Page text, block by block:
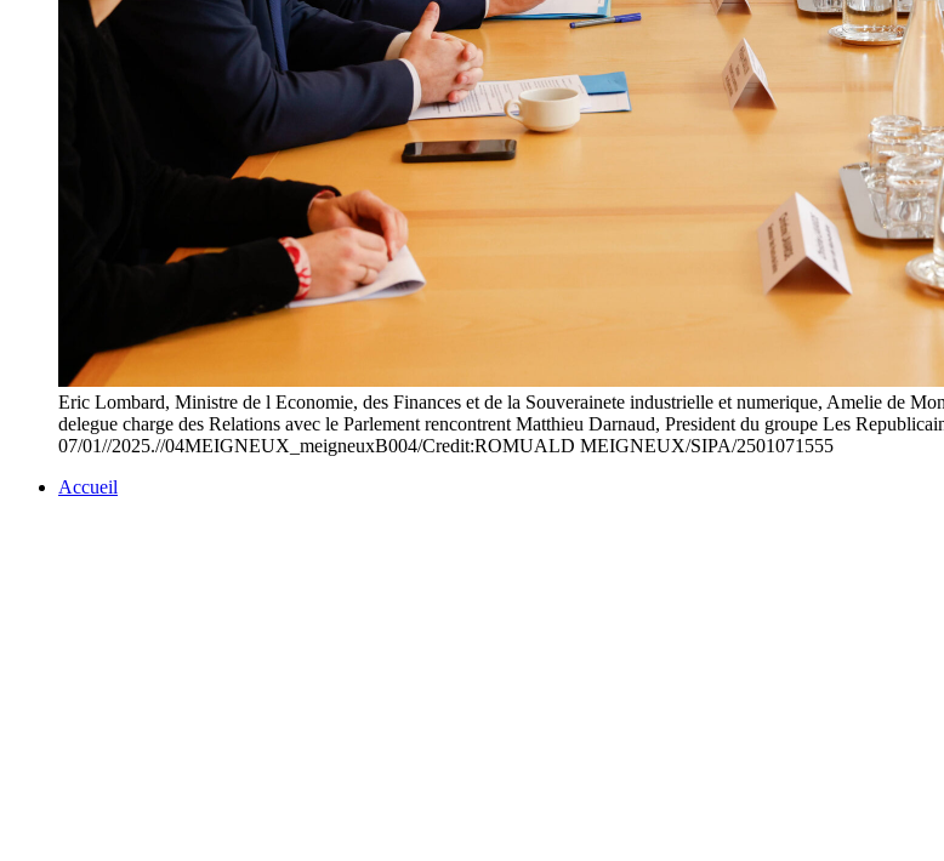
Eric Lombard, Ministre de l Economie, des Finances et de la Souverainete industrielle et numerique, Amelie de
delegue charge des Relations avec le Parlement rencontrent Matthieu Darnaud, President du groupe Les
07/01//2025.//04MEIGNEUX_meigneuxB004/Credit:ROMUALD MEIGNEUX/SIPA/2501071555
Accueil